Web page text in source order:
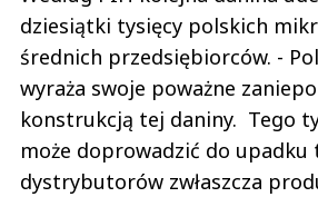
dziesiątki tysięcy polskich
średnich przedsiębiorców. -
wyraża swoje poważne
konstrukcją tej daniny. Tego
może doprowadzić do upadku
dystrybutorów zwłaszcza